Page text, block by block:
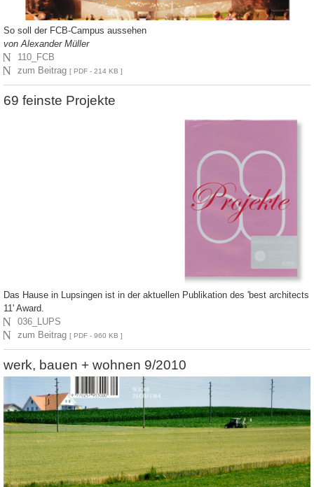
So soll der FCB-Campus aussehen
von Alexander Müller
N 110_FCB
N zum Beitrag[ PDF - 214 KB ]
69 feinste Projekte
Das Hause in Lupsingen ist in der aktuellen Publikation des 'best architects
11' Award.
N 036_LUPS
N zum Beitrag[ PDF - 960 KB ]
werk, bauen + wohnen 9/2010